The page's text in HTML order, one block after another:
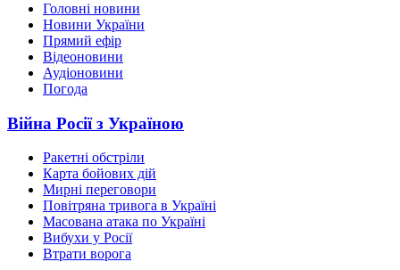
Головні новини
Новини України
Прямий ефір
Відеоновини
Аудіоновини
Погода
Війна Росії з Україною
Ракетні обстріли
Карта бойових дій
Мирні переговори
Повітряна тривога в Україні
Масована атака по Україні
Вибухи у Росії
Втрати ворога